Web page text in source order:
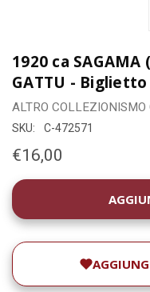
1920 ca
GATTU -
ALTRO COLLEZIONISMO
SKU: C-472571
€16,00
DISPONIBILITÀ
ATTUALE: